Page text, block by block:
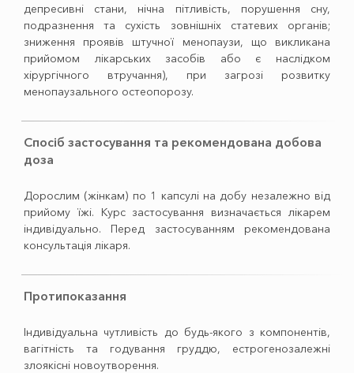
депресивні стани, нічна пітливість, порушення сну,
подразнення та сухість зовнішніх статевих органів;
зниження проявів штучної менопаузи, що викликана
прийомом лікарських засобів або є наслідком
хірургічного втручання), при загрозі розвитку
менопаузального остеопорозу.
Спосіб застосування та рекомендована добова
доза
Дорослим (жінкам) по 1 капсулі на добу незалежно від
прийому їжі. Курс застосування визначається лікарем
індивідуально. Перед застосуванням рекомендована
консультація лікаря.
Протипоказання
Індивідуальна чутливість до будь-якого з компонентів,
вагітність та годування груддю, естрогенозалежні
злоякісні новоутворення.